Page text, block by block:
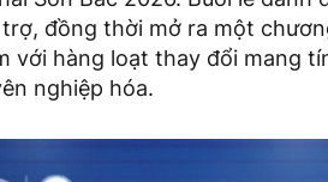
đồng thời mở ra một
với hàng loạt thay đổi mang
nghiệp hóa.